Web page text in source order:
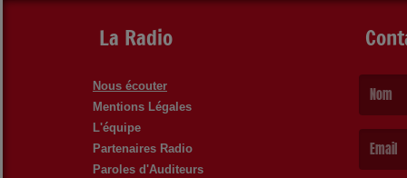
La Radio
Nous écouter
Mentions Légales
L'équipe
Partenaires Radio
Paroles d'Auditeurs